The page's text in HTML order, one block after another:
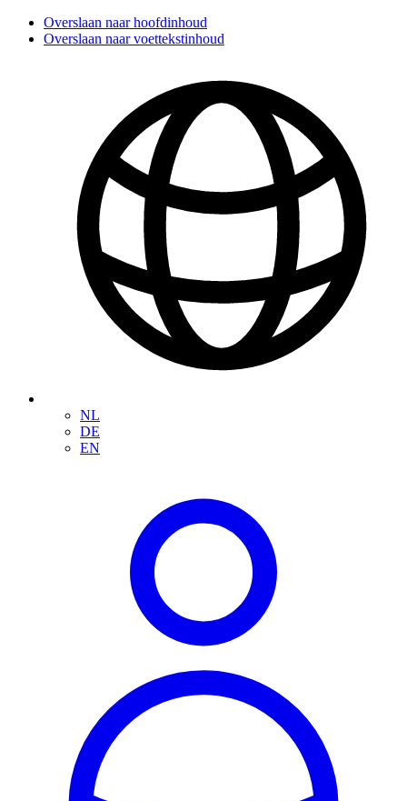
Overslaan naar hoofdinhoud
Overslaan naar voettekstinhoud
NL
DE
EN